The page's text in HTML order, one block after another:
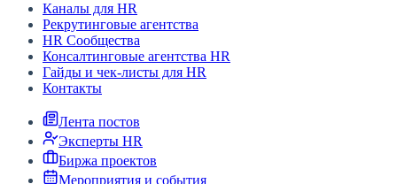
Каналы для HR
Рекрутинговые агентства
HR Сообщества
Консалтинговые агентства HR
Гайды и чек-листы для HR
Контакты
Лента постов
Эксперты HR
Биржа проектов
Мероприятия и события